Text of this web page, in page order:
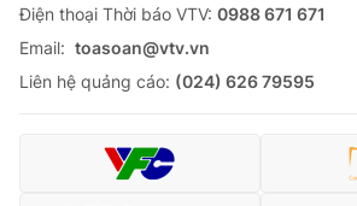
Ðiện thoại Thời báo VTV: 0988 671 671
Email: toasoan@vtv.vn
Liên hệ quảng cáo: (024) 626 79595